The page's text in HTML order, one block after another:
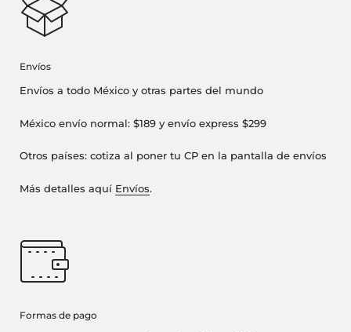
Envíos
Envíos a todo México y otras partes del mundo
México envío normal: $189 y envío express $299
Otros países: cotiza al poner tu CP en la pantalla de envíos
Más detalles aquí Envíos.
Formas de pago